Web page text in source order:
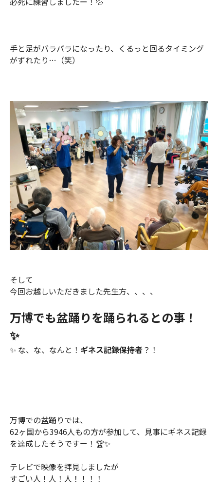
手と足がバラバラになったり、くるっと回るタイミング
がずれたり…（笑）
そして
今回お越しいただきました先生方、、、、
万博でも盆踊りを踊られるとの事！
✨
✨ な、な、なんと！ ギネス記録保持者？！
万博での盆踊りでは、
62ヶ国から3946人もの方が参加して、見事にギネス記録
を達成したそうですー！🏆✨
テレビで映像を拝見しましたが
すごい人！人！人！！！！